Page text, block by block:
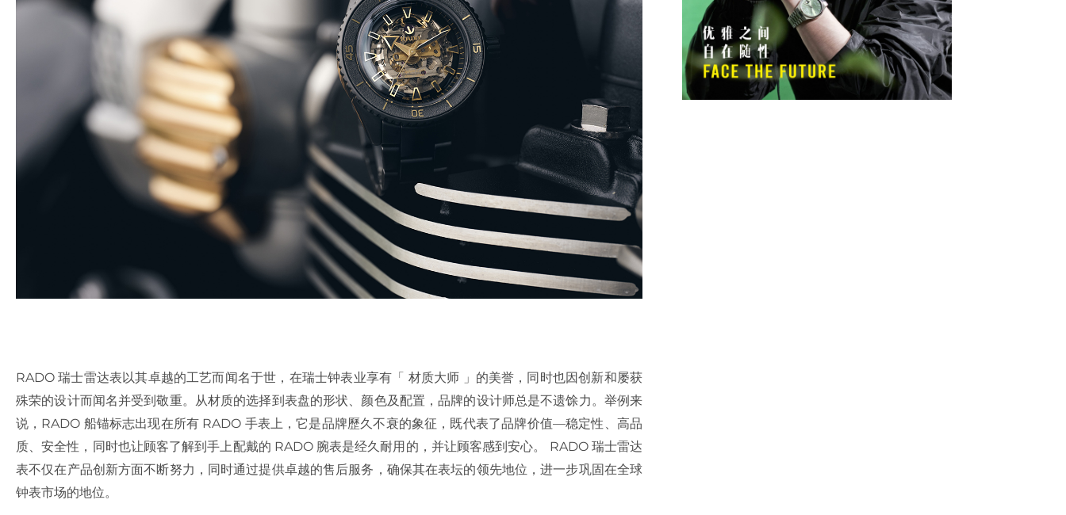
RADO 瑞士雷达表以其卓越的工艺而闻名于世，在瑞士钟表业享有「 材质大师 」的美誉，同时也因创新和屡获
殊荣的设计而闻名并受到敬重。从材质的选择到表盘的形状、颜色及配置，品牌的设计师总是不遗馀力。举例来
说，RADO 船锚标志出现在所有 RADO 手表上，它是品牌歷久不衰的象征，既代表了品牌价值—稳定性、高品
质、安全性，同时也让顾客了解到手上配戴的 RADO 腕表是经久耐用的，并让顾客感到安心。 RADO 瑞士雷达
表不仅在产品创新方面不断努力，同时通过提供卓越的售后服务，确保其在表坛的领先地位，进一步巩固在全球
钟表市场的地位。